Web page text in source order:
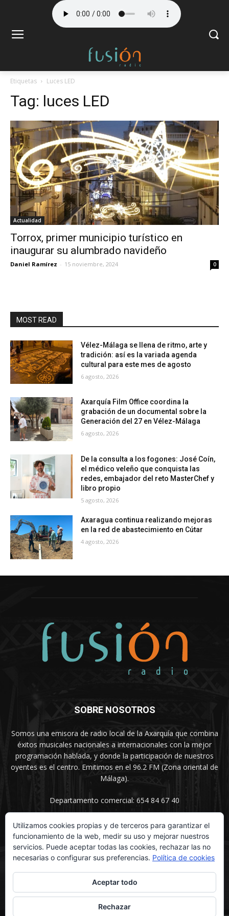
Etiquetas Luces LED
Tag: luces LED
Actualidad
Torrox, primer municipio turístico en
inaugurar su alumbrado navideño
Daniel Ramírez - 15 noviembre, 2024 0
MOST READ
Vélez-Málaga se llena de ritmo, arte y
tradición: así es la variada agenda
cultural para este mes de agosto
6 agosto, 2026
Axarquía Film Office coordina la
grabación de un documental sobre la
Generación del 27 en Vélez-Málaga
6 agosto, 2026
De la consulta a los fogones: José Coín,
el médico veleño que conquista las
redes, embajador del reto MasterChef y
libro propio
5 agosto, 2026
Axaragua continua realizando mejoras
en la red de abastecimiento en Cútar
4 agosto, 2026
SOBRE NOSOTROS
Somos una emisora de radio local de la Axarquía que combina
éxitos musicales nacionales a internacionales con la mejor
programación hablada, y donde la participación de nuestros
oyentes es el centro. Emitimos en el 96.2 FM (Zona oriental de
Málaga).
Departamento comercial: 654 84 67 40
SÍGUENOS
Utilizamos cookies propias y de terceros para garantizar el
funcionamiento de la web, medir su uso y mejorar nuestros
servicios. Puede aceptar todas las cookies, rechazar las no
necesarias o configurar sus preferencias. Política de cookies
Aceptar todo
Rechazar